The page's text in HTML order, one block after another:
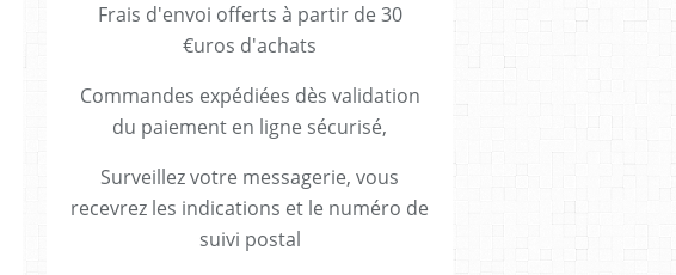
Frais d'envoi offerts à partir de 30
€uros d'achats
Commandes expédiées dès validation
du paiement en ligne sécurisé,
Surveillez votre messagerie, vous
recevrez les indications et le numéro de
suivi postal